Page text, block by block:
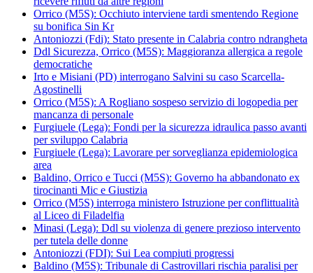
Orrico (M5S): Occhiuto interviene tardi smentendo Regione
su bonifica Sin Kr
Antoniozzi (Fdi): Stato presente in Calabria contro ndrangheta
Ddl Sicurezza, Orrico (M5S): Maggioranza allergica a regole
democratiche
Irto e Misiani (PD) interrogano Salvini su caso Scarcella-
Agostinelli
Orrico (M5S): A Rogliano sospeso servizio di logopedia per
mancanza di personale
Furgiuele (Lega): Fondi per la sicurezza idraulica passo avanti
per sviluppo Calabria
Furgiuele (Lega): Lavorare per sorveglianza epidemiologica
area
Baldino, Orrico e Tucci (M5S): Governo ha abbandonato ex
tirocinanti Mic e Giustizia
Orrico (M5S) interroga ministero Istruzione per conflittualità
al Liceo di Filadelfia
Minasi (Lega): Ddl su violenza di genere prezioso intervento
per tutela delle donne
Antoniozzi (FDI): Sui Lea compiuti progressi
Baldino (M5S): Tribunale di Castrovillari rischia paralisi per